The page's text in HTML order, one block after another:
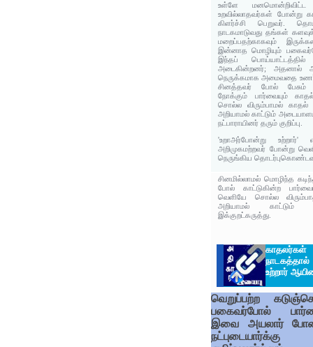
உள்ளே
உறவில்லாதவர்கள் போன்று
கிளர்ச்சி பெறுவர்.
நாடகமாடுவது தங்கள்
மறைப்பதற்காகவும்
இன்னாத மொழியும்
இந்தப் பொய்யாட்டத்தில்
அடைகின்றனர்; அதனால்
நெருக்கமாக அமைவதை
சினத்தவர் போல் பேசும்
நோக்கும் பார்வையும்
சொல்ல விரும்பாமல்
அறியாமல் காட்டும்
நட்பாராயினர் தரும் குறிப்பு.
'உறாஅர்போன்று
அறிமுகமற்றவர் போன்று
நெருங்கிய
சினமில்லாமல் மொழிந்த
போல் காட்டுகின்ற
வெளியே சொல்ல
அறியாமல் காட்டும்
இக்குறட்கருத்து.
காதலர்கள்
உற்றார்
வெறுப்பற்ற
பகைவர்போல்
இவை அயலார்
நட்புடையார்க்கு